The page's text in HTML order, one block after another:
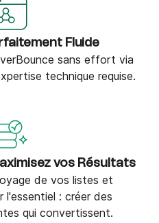
Fluide
sans effort via
technique requise.
vos Résultats
de vos listes et
: créer des
qui convertissent.